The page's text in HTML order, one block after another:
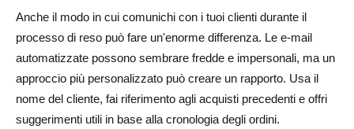
Anche il modo in cui comunichi con i tuoi clienti durante il
processo di reso può fare un'enorme differenza. Le e-mail
automatizzate possono sembrare fredde e impersonali, ma un
approccio più personalizzato può creare un rapporto. Usa il
nome del cliente, fai riferimento agli acquisti precedenti e offri
suggerimenti utili in base alla cronologia degli ordini.